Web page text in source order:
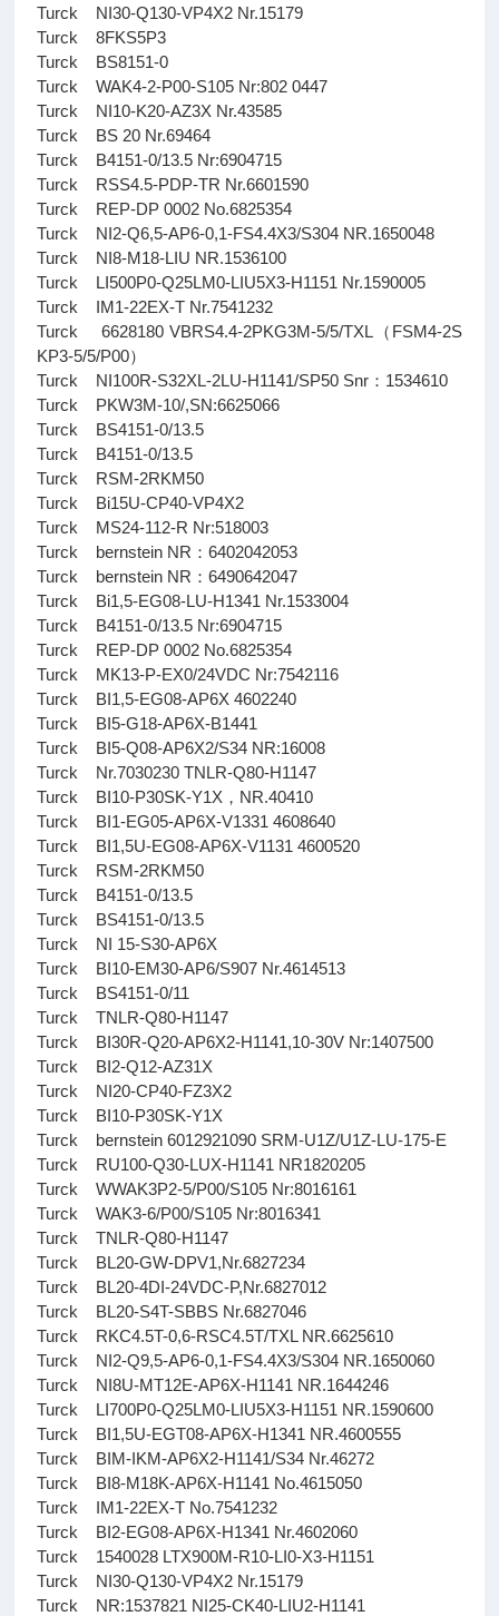
Turck NI30-Q130-VP4X2 Nr.15179
Turck 8FKS5P3
Turck BS8151-0
Turck WAK4-2-P00-S105 Nr:802 0447
Turck NI10-K20-AZ3X Nr.43585
Turck BS 20 Nr.69464
Turck B4151-0/13.5 Nr:6904715
Turck RSS4.5-PDP-TR Nr.6601590
Turck REP-DP 0002 No.6825354
Turck NI2-Q6,5-AP6-0,1-FS4.4X3/S304 NR.1650048
Turck NI8-M18-LIU NR.1536100
Turck LI500P0-Q25LM0-LIU5X3-H1151 Nr.1590005
Turck IM1-22EX-T Nr.7541232
Turck 6628180 VBRS4.4-2PKG3M-5/5/TXL（FSM4-2S
KP3-5/5/P00）
Turck NI100R-S32XL-2LU-H1141/SP50 Snr：1534610
Turck PKW3M-10/,SN:6625066
Turck BS4151-0/13.5
Turck B4151-0/13.5
Turck RSM-2RKM50
Turck Bi15U-CP40-VP4X2
Turck MS24-112-R Nr:518003
Turck bernstein NR：6402042053
Turck bernstein NR：6490642047
Turck Bi1,5-EG08-LU-H1341 Nr.1533004
Turck B4151-0/13.5 Nr:6904715
Turck REP-DP 0002 No.6825354
Turck MK13-P-EX0/24VDC Nr:7542116
Turck BI1,5-EG08-AP6X 4602240
Turck BI5-G18-AP6X-B1441
Turck BI5-Q08-AP6X2/S34 NR:16008
Turck Nr.7030230 TNLR-Q80-H1147
Turck BI10-P30SK-Y1X，NR.40410
Turck BI1-EG05-AP6X-V1331 4608640
Turck BI1,5U-EG08-AP6X-V1131 4600520
Turck RSM-2RKM50
Turck B4151-0/13.5
Turck BS4151-0/13.5
Turck NI 15-S30-AP6X
Turck BI10-EM30-AP6/S907 Nr.4614513
Turck BS4151-0/11
Turck TNLR-Q80-H1147
Turck BI30R-Q20-AP6X2-H1141,10-30V Nr:1407500
Turck BI2-Q12-AZ31X
Turck NI20-CP40-FZ3X2
Turck BI10-P30SK-Y1X
Turck bernstein 6012921090 SRM-U1Z/U1Z-LU-175-E
Turck RU100-Q30-LUX-H1141 NR1820205
Turck WWAK3P2-5/P00/S105 Nr:8016161
Turck WAK3-6/P00/S105 Nr:8016341
Turck TNLR-Q80-H1147
Turck BL20-GW-DPV1,Nr.6827234
Turck BL20-4DI-24VDC-P,Nr.6827012
Turck BL20-S4T-SBBS Nr.6827046
Turck RKC4.5T-0,6-RSC4.5T/TXL NR.6625610
Turck NI2-Q9,5-AP6-0,1-FS4.4X3/S304 NR.1650060
Turck NI8U-MT12E-AP6X-H1141 NR.1644246
Turck LI700P0-Q25LM0-LIU5X3-H1151 NR.1590600
Turck BI1,5U-EGT08-AP6X-H1341 NR.4600555
Turck BIM-IKM-AP6X2-H1141/S34 Nr.46272
Turck BI8-M18K-AP6X-H1141 No.4615050
Turck IM1-22EX-T No.7541232
Turck BI2-EG08-AP6X-H1341 Nr.4602060
Turck 1540028 LTX900M-R10-LI0-X3-H1151
Turck NI30-Q130-VP4X2 Nr.15179
Turck NR:1537821 NI25-CK40-LIU2-H1141